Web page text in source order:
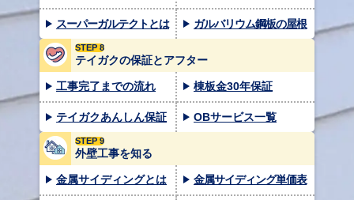
スーパーガルテクトとは ガルバリウム鋼板の屋根
STEP 8
テイガクの保証とアフター
工事完了までの流れ 棟板金30年保証
テイガクあんしん保証 OBサービス一覧
STEP 9
外壁工事を知る
金属サイディングとは 金属サイディング単価表